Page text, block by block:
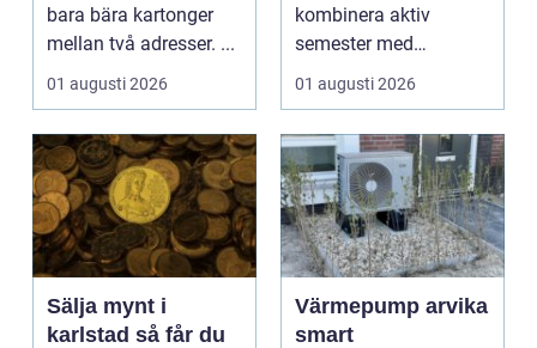
bara bära kartonger
mellan två adresser. ...
01 augusti 2026
kombinera aktiv
semester med
avkoppling, god mat
och enke...
01 augusti 2026
Sälja mynt i
karlstad så får du
Värmepump arvika
smart